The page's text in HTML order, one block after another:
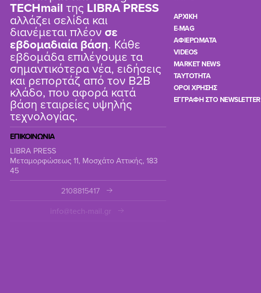
TΕCHmail της LIBRA PRESS
αλλάζει σελίδα και
διανέμεται πλέον σε
εβδομαδιαία βάση. Κάθε
εβδομάδα επιλέγουμε τα
σημαντικότερα νέα, ειδήσεις
και ρεπορτάζ από τον B2B
κλάδο, που αφορά κατά
βάση εταιρείες υψηλής
τεχνολογίας.
ΕΠΙΚΟΙΝΩΝΙΑ
LIBRA PRESS
Μεταμορφώσεως 11, Μοσχάτο Αττικής, 183
45
2108815417
info@tech-mail.gr
ΑΡΧΙΚΗ
E-MAG
ΑΦΙΕΡΩΜΑΤΑ
VIDEOS
MARKET NEWS
TAYTOTHTA
ΟΡΟΙ ΧΡΗΣΗΣ
ΕΓΓΡΑΦΗ ΣΤΟ NEWSLETTER